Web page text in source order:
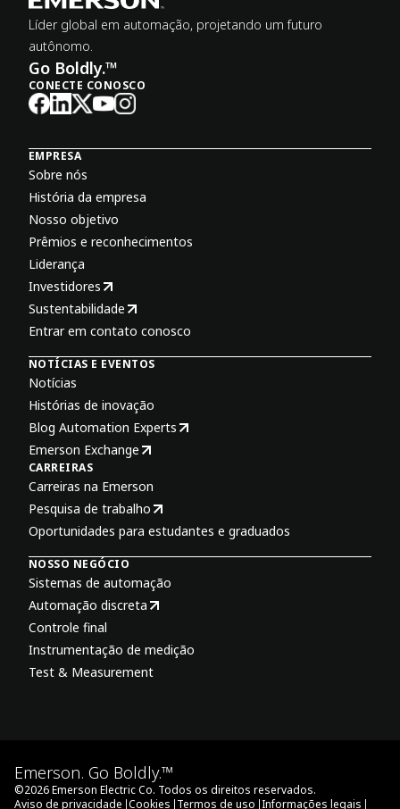
Líder global em automação, projetando um futuro
autônomo.
Go Boldly.™
CONECTE CONOSCO
EMPRESA
Sobre nós
História da empresa
Nosso objetivo
Prêmios e reconhecimentos
Liderança
Investidores
Sustentabilidade
Entrar em contato conosco
NOTÍCIAS E EVENTOS
Notícias
Histórias de inovação
Blog Automation Experts
Emerson Exchange
CARREIRAS
Carreiras na Emerson
Pesquisa de trabalho
Oportunidades para estudantes e graduados
NOSSO NEGÓCIO
Sistemas de automação
Automação discreta
Controle final
Instrumentação de medição
Test & Measurement
Emerson. Go Boldly.™
©2026Emerson Electric Co. Todos os direitos reservados.
Aviso de privacidade |Cookies |Termos de uso |Informações legais |